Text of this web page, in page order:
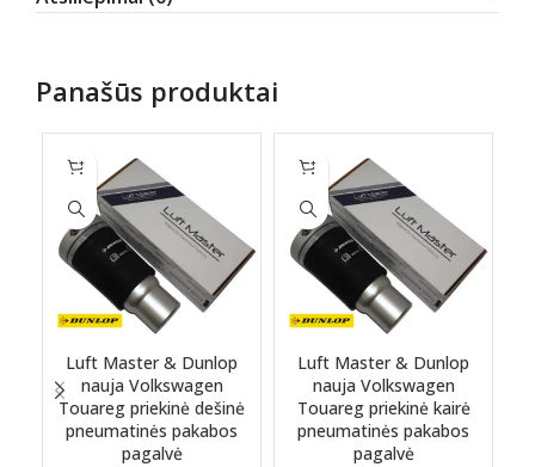
Panašūs produktai
Luft Master & Dunlop
nauja Volkswagen
Touareg priekinė dešinė
pneumatinės pakabos
pagalvė
Luft Master & Dunlop
nauja Volkswagen
Touareg priekinė kairė
pneumatinės pakabos
pagalvė